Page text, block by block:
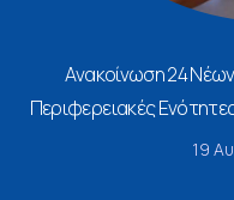
Ανακοίνωση 24
Περιφερειακές
19